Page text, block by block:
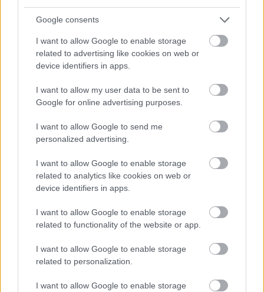
Google consents
I want to allow Google to enable storage
related to advertising like cookies on web or
device identifiers in apps.
I want to allow my user data to be sent to
Google for online advertising purposes.
I want to allow Google to send me
personalized advertising.
I want to allow Google to enable storage
related to analytics like cookies on web or
device identifiers in apps.
I want to allow Google to enable storage
related to functionality of the website or app.
I want to allow Google to enable storage
related to personalization.
I want to allow Google to enable storage
biztonságosnak hirdette magát, de a Have I Been Pwned
szerint ez nem teljesen igaz, mert egy támadás során
közel 64 ezer felhasználói fiók adatai kerülhettek
illetéktelen kezekbe.
A kiszivárgott információk között e-mail-címek,
felhasználónevek, titkosított jelszavak, IP-címek és
Have I Been Pwnedszerint összesen 63 900-nál is
Különösen kellemetlen a helyzet annak fényében, hogy az
Atlas Menu a weboldalán azt állította, hogy fejlett
titkosítási megoldásokat alkalmaz, úgyhogy mindenki
biztonságban van, de a hivatalos oldal jelenleg már nem